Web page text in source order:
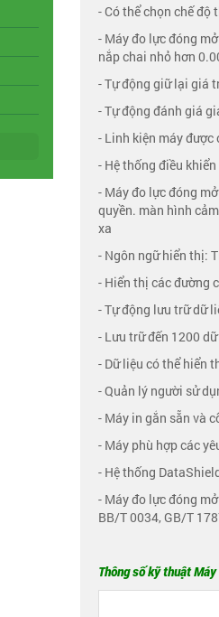
- Có thể chọn chế
- Máy đo lực đóng
nắp chai nhỏ hơn
- Tự động giữ lại giá
- Tự động đánh giá
- Linh kiện máy
- Hệ thống điều
- Máy đo lực đóng
quyền. màn hình
xa
- Ngôn ngữ hiển thị:
- Hiển thị các đường
- Tự động lưu trữ dữ
- Lưu trữ đến 1200
- Dữ liệu có thể hiển
- Quản lý người sử
- Máy in gắn sẵn và
- Máy phù hợp các
- Hệ thống
- Máy đo lực đóng
BB/T 0034, GB/T
Thông số kỹ thuật